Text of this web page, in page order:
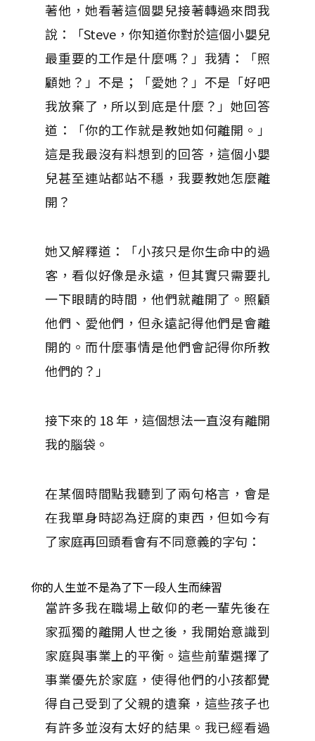
著他，她看著這個嬰兒接著轉過來問我
說：「Steve，你知道你對於這個小嬰兒
最重要的工作是什麼嗎？」我猜：「照
顧她？」不是；「愛她？」不是「好吧
我放棄了，所以到底是什麼？」她回答
道：「你的工作就是教她如何離開。」
這是我最沒有料想到的回答，這個小嬰
兒甚至連站都站不穩，我要教她怎麼離
開？
她又解釋道：「小孩只是你生命中的過
客，看似好像是永遠，但其實只需要扎
一下眼睛的時間，他們就離開了。照顧
他們、愛他們，但永遠記得他們是會離
開的。而什麼事情是他們會記得你所教
他們的？」
接下來的 18 年，這個想法一直沒有離開
我的腦袋。
在某個時間點我聽到了兩句格言，會是
在我單身時認為迂腐的東西，但如今有
了家庭再回頭看會有不同意義的字句：
你的人生並不是為了下一段人生而練習
當許多我在職場上敬仰的老一輩先後在
家孤獨的離開人世之後，我開始意識到
家庭與事業上的平衡。這些前輩選擇了
事業優先於家庭，使得他們的小孩都覺
得自己受到了父親的遺棄，這些孩子也
有許多並沒有太好的結果。我已經看過